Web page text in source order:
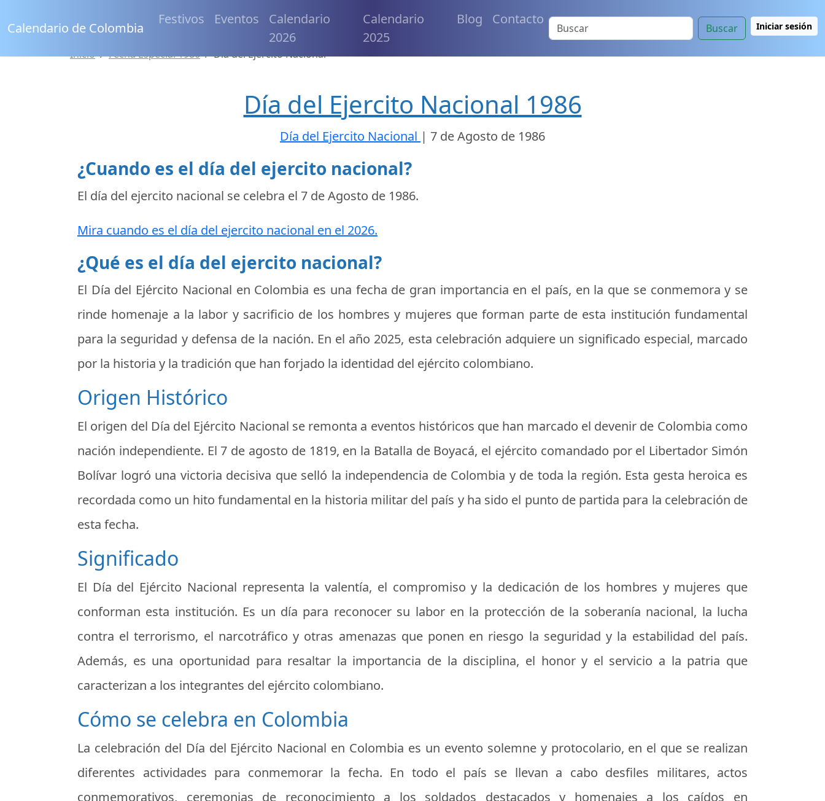
Calendario de Colombia
Festivos Eventos
Calendario
2026
Calendario
2025
Blog Contacto
Buscar Iniciar sesión
Inicio Fecha Especial 1986 Día del Ejercito Nacional
Día del Ejercito Nacional 1986
Día del Ejercito Nacional | 7 de Agosto de 1986
¿Cuando es el día del ejercito nacional?
El día del ejercito nacional se celebra el 7 de Agosto de 1986.
Mira cuando es el día del ejercito nacional en el 2026.
¿Qué es el día del ejercito nacional?
El Día del Ejército Nacional en Colombia es una fecha de gran importancia en el país, en la que se conmemora y se
rinde homenaje a la labor y sacrificio de los hombres y mujeres que forman parte de esta institución fundamental
para la seguridad y defensa de la nación. En el año 2025, esta celebración adquiere un significado especial, marcado
por la historia y la tradición que han forjado la identidad del ejército colombiano.
Origen Histórico
El origen del Día del Ejército Nacional se remonta a eventos históricos que han marcado el devenir de Colombia como
nación independiente. El 7 de agosto de 1819, en la Batalla de Boyacá, el ejército comandado por el Libertador Simón
Bolívar logró una victoria decisiva que selló la independencia de Colombia y de toda la región. Esta gesta heroica es
recordada como un hito fundamental en la historia militar del país y ha sido el punto de partida para la celebración de
esta fecha.
Significado
El Día del Ejército Nacional representa la valentía, el compromiso y la dedicación de los hombres y mujeres que
conforman esta institución. Es un día para reconocer su labor en la protección de la soberanía nacional, la lucha
contra el terrorismo, el narcotráfico y otras amenazas que ponen en riesgo la seguridad y la estabilidad del país.
Además, es una oportunidad para resaltar la importancia de la disciplina, el honor y el servicio a la patria que
caracterizan a los integrantes del ejército colombiano.
Cómo se celebra en Colombia
La celebración del Día del Ejército Nacional en Colombia es un evento solemne y protocolario, en el que se realizan
diferentes actividades para conmemorar la fecha. En todo el país se llevan a cabo desfiles militares, actos
conmemorativos, ceremonias de reconocimiento a los soldados destacados y homenajes a los caídos en